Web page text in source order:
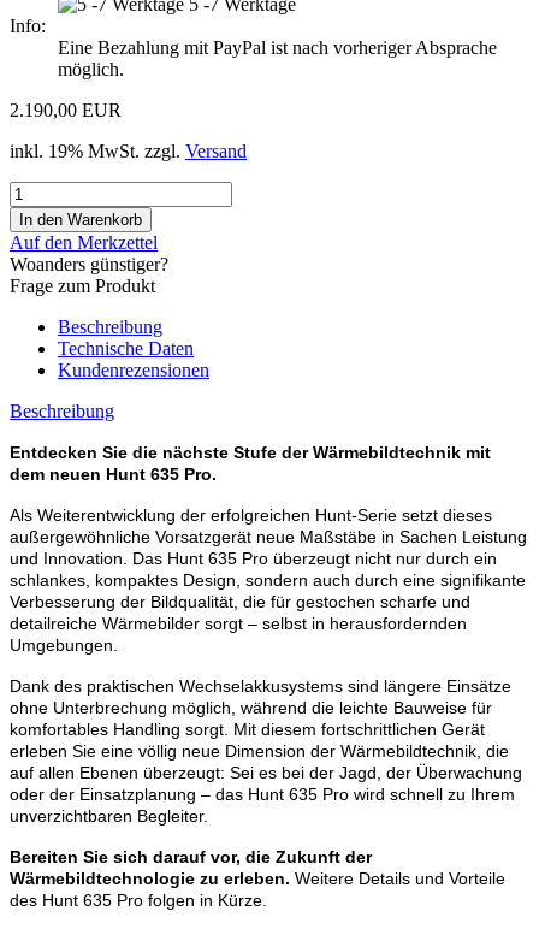
Info:
Eine Bezahlung mit PayPal ist nach vorheriger Absprache
möglich.
2.190,00 EUR
inkl. 19% MwSt. zzgl. Versand
Auf den Merkzettel
Woanders günstiger?
Frage zum Produkt
Beschreibung
Technische Daten
Kundenrezensionen
Beschreibung
Entdecken Sie die nächste Stufe der Wärmebildtechnik mit
dem neuen Hunt 635 Pro.
Als Weiterentwicklung der erfolgreichen Hunt-Serie setzt dieses
außergewöhnliche Vorsatzgerät neue Maßstäbe in Sachen Leistung
und Innovation. Das Hunt 635 Pro überzeugt nicht nur durch ein
schlankes, kompaktes Design, sondern auch durch eine signifikante
Verbesserung der Bildqualität, die für gestochen scharfe und
detailreiche Wärmebilder sorgt – selbst in herausfordernden
Umgebungen.
Dank des praktischen Wechselakkusystems sind längere Einsätze
ohne Unterbrechung möglich, während die leichte Bauweise für
komfortables Handling sorgt. Mit diesem fortschrittlichen Gerät
erleben Sie eine völlig neue Dimension der Wärmebildtechnik, die
auf allen Ebenen überzeugt: Sei es bei der Jagd, der Überwachung
oder der Einsatzplanung – das Hunt 635 Pro wird schnell zu Ihrem
unverzichtbaren Begleiter.
Bereiten Sie sich darauf vor, die Zukunft der
Wärmebildtechnologie zu erleben. Weitere Details und Vorteile
des Hunt 635 Pro folgen in Kürze.